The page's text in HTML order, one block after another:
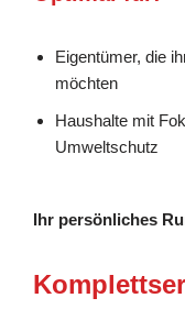
Eigentümer, die
möchten
Haushalte mit
Umweltschutz
Ihr persönliches